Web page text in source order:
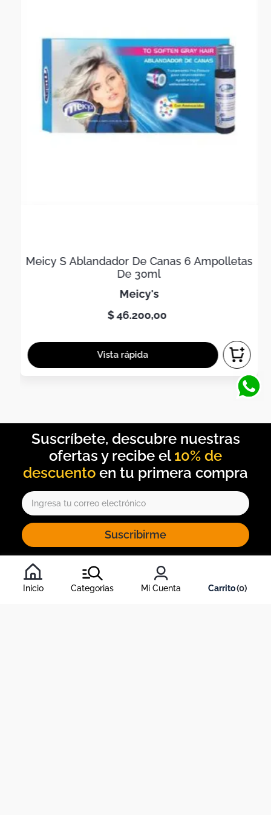
Inicio Categorias Mi Cuenta 0
Observaciones De Garantía: 1 Mes**** La garantía de este
producto es exclusivamente por defectos de fábrica, no
por daños ocasionados por mal uso o por desconocimiento
de uso del cliente. La garantía se tramitará bajo las
políticas, términos y condiciones establecidos por la
empresa. ****
Meicy S Ablandador De Canas 6 Ampolletas
De 30ml
meicy's
$46.200,00
10% de
descuento
Suscribirme
Al inscribirte al newsletter, aceptas nuestros
condiciones
, y nuestrapolítica de tratamiento de información